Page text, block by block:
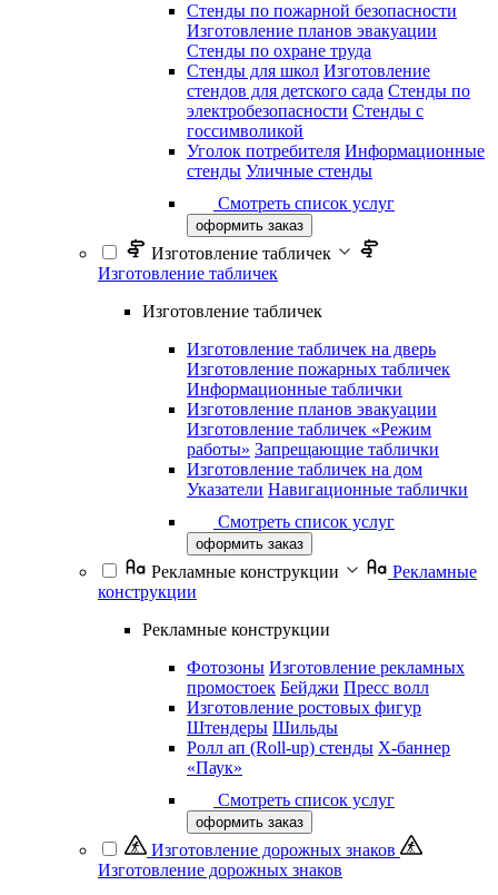
Стенды по пожарной безопасности
Изготовление планов эвакуации
Стенды по охране труда
Стенды для школ Изготовление
стендов для детского сада Стенды по
электробезопасности Стенды с
госсимволикой
Уголок потребителя Информационные
стенды Уличные стенды
Смотреть список услуг
оформить заказ
Изготовление табличек
Изготовление табличек
Изготовление табличек
Изготовление табличек на дверь
Изготовление пожарных табличек
Информационные таблички
Изготовление планов эвакуации
Изготовление табличек «Режим
работы» Запрещающие таблички
Изготовление табличек на дом
Указатели Навигационные таблички
Смотреть список услуг
оформить заказ
Рекламные конструкции
Рекламные
конструкции
Рекламные конструкции
Фотозоны Изготовление рекламных
промостоек Бейджи Пресс волл
Изготовление ростовых фигур
Штендеры Шильды
Ролл ап (Roll-up) стенды Х-баннер
«Паук»
Смотреть список услуг
оформить заказ
Изготовление дорожных знаков
Изготовление дорожных знаков